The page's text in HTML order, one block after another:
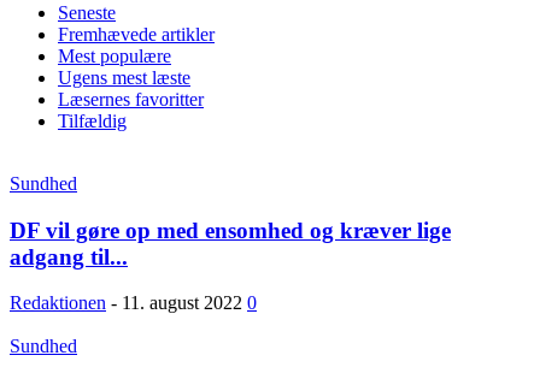
Seneste
Fremhævede artikler
Mest populære
Ugens mest læste
Læsernes favoritter
Tilfældig
Sundhed
DF vil gøre op med ensomhed og kræver lige
adgang til...
Redaktionen - 11. august 2022 0
Sundhed